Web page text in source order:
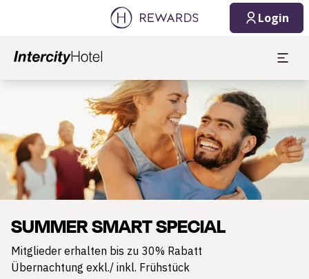
Login
SUMMER SMART SPECIAL
Mitglieder erhalten bis zu 30% Rabatt
Übernachtung exkl./ inkl. Frühstück